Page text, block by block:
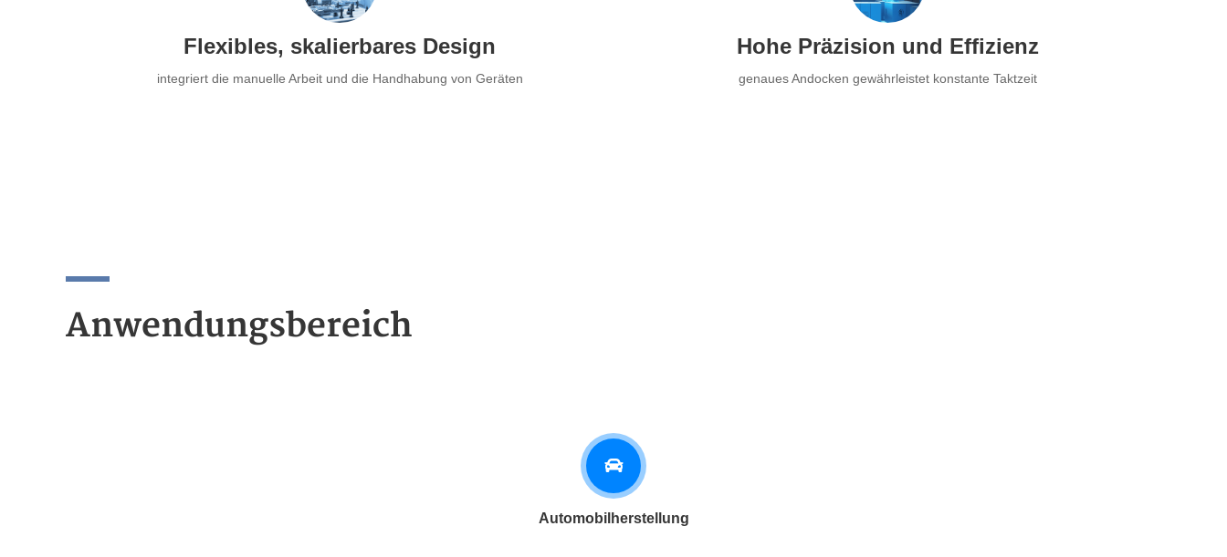
Flexibles, skalierbares Design
integriert die manuelle Arbeit und die Handhabung von Geräten
Hohe Präzision und Effizienz
genaues Andocken gewährleistet konstante Taktzeit
Anwendungsbereich
Automobilherstellung